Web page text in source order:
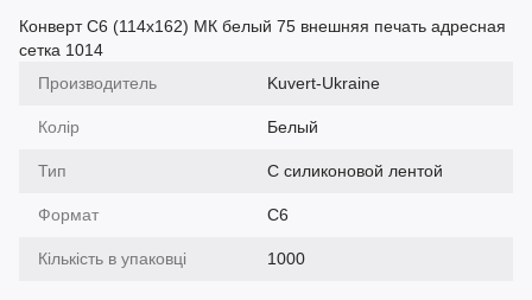
Конверт C6 (114x162) МК белый 75 внешняя печать адресная
сетка 1014
Производитель
Kuvert-Ukraine
Колір Белый
Тип С силиконовой лентой
Формат C6
Кількість в упаковці 1000